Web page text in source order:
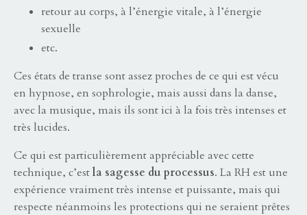
retour au corps, à l’énergie vitale, à l’énergie
sexuelle
etc.
Ces états de transe sont assez proches de ce qui est vécu
en hypnose, en sophrologie, mais aussi dans la danse,
avec la musique, mais ils sont ici à la fois très intenses et
très lucides.
Ce qui est particulièrement appréciable avec cette
technique, c’estla sagesse du processus. La RH est une
expérience vraiment très intense et puissante, mais qui
respecte néanmoins les protections qui ne seraient prêtes